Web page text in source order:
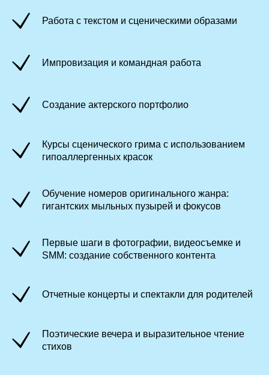
Работа с текстом и сценическими образами
Импровизация и командная работа
Создание актерского портфолио
Курсы сценического грима с использованием
гипоаллергенных красок
Обучение номеров оригинального жанра:
гигантских мыльных пузырей и фокусов
Первые шаги в фотографии, видеосъемке и
SMM: создание собственного контента
Отчетные концерты и спектакли для родителей
Поэтические вечера и выразительное чтение
стихов